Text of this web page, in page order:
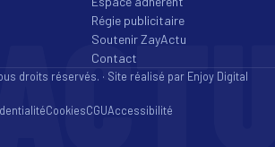
Régie publicitaire
Soutenir ZayActu
Contact
droits réservés. · Site réalisé par Enjoy Digital
CookiesCGUAccessibilité